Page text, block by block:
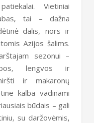
Vietiniai
tai – dažna
dalis, nors ir
Azijos šalims.
sezonui –
lengvos ir
ir makaronų
kalba vadinami
būdais – gali
su daržovėmis,